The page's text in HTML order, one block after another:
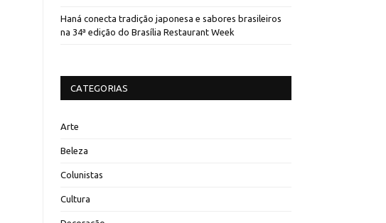
Haná conecta tradição japonesa e sabores brasileiros
na 34ª edição do Brasília Restaurant Week
CATEGORIAS
Arte
Beleza
Colunistas
Cultura